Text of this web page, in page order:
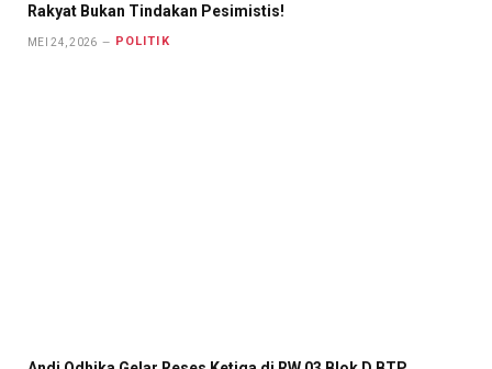
Rakyat Bukan Tindakan Pesimistis!
MEI 24, 2026 POLITIK